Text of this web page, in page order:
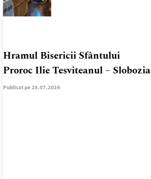
Hramul Bisericii Sfântului
Proroc Ilie Tesviteanul – Slobozia
Publicat pe 28.07.2024